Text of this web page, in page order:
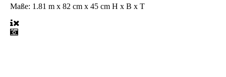
Maße: 1.81 m x 82 cm x 45 cm H x B x T